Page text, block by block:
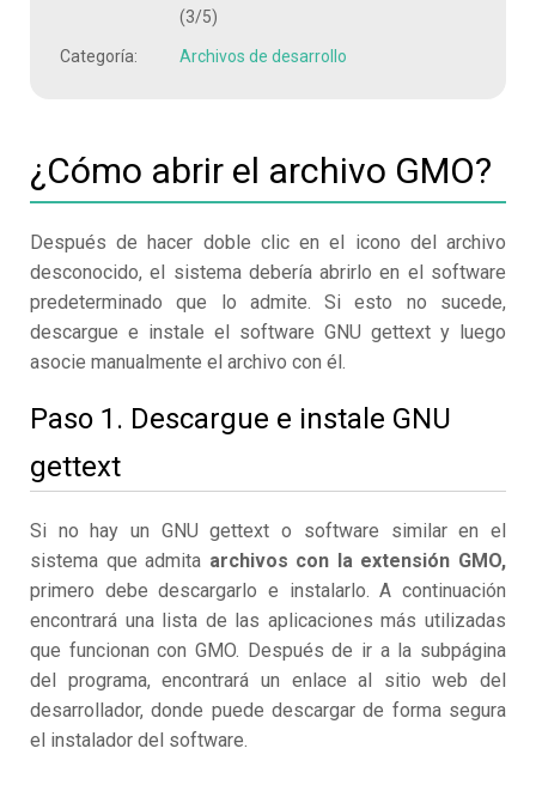
(3/5)
Categoría: Archivos de desarrollo
¿Cómo abrir el archivo GMO?
Después de hacer doble clic en el icono del archivo
desconocido, el sistema debería abrirlo en el software
predeterminado que lo admite. Si esto no sucede,
descargue e instale el software GNU gettext y luego
asocie manualmente el archivo con él.
Paso 1. Descargue e instale GNU
gettext
Si no hay un GNU gettext o software similar en el
sistema que admita archivos con la extensión GMO,
primero debe descargarlo e instalarlo. A continuación
encontrará una lista de las aplicaciones más utilizadas
que funcionan con GMO. Después de ir a la subpágina
del programa, encontrará un enlace al sitio web del
desarrollador, donde puede descargar de forma segura
el instalador del software.